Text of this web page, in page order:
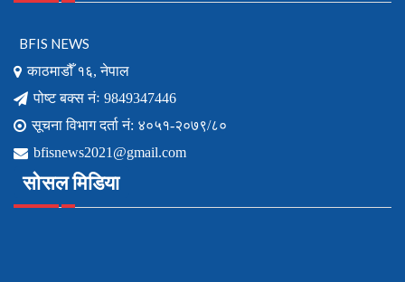
BFIS NEWS
काठमाडौँ १६, नेपाल
पोष्ट बक्स नंः 9849347446
सूचना विभाग दर्ता नं: ४०५१-२०७९/८०
bfisnews2021@gmail.com
सोसल मिडिया